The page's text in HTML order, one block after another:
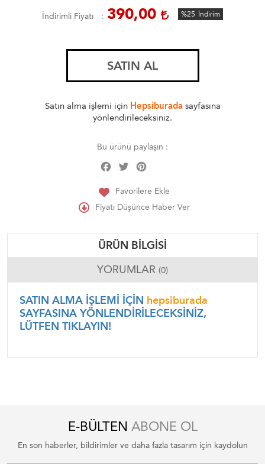
İndirimli Fiyatı 390,00 %25 İndirim
SATIN AL
Satın alma işlemi için Hepsiburadasayfasına
yönlendirileceksiniz.
Bu ürünü paylaşın :
Facebook
Twitter
Favorilere Ekle
Fiyatı Düşünce Haber Ver
ÜRÜN BILGISI
YORUMLAR (0)
SATIN ALMA İŞLEMİ İÇİN hepsiburada
SAYFASINA YÖNLENDİRİLECEKSİNİZ,
LÜTFEN TIKLAYIN!
E-BÜLTEN ABONE OL
En son haberler, bildirimler ve daha fazla tasarım için kaydolun